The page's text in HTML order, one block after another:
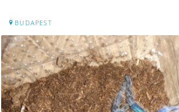
BUDAPEST